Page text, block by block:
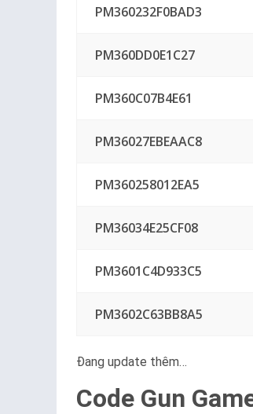
PM360232F0BAD3
PM360DD0E1C27
PM360C07B4E61
PM36027EBEAAC8
PM360258012EA5
PM36034E25CF08
PM3601C4D933C5
PM3602C63BB8A5
Đang update thêm…
Code Gun